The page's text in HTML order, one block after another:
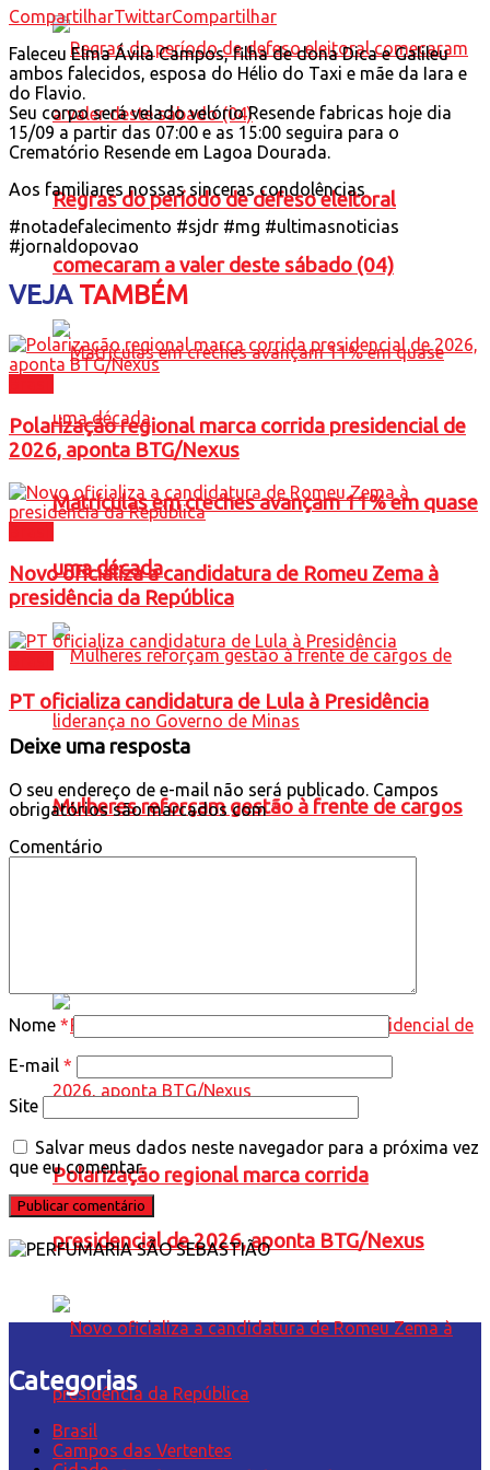
Regras do período de defeso eleitoral
comecaram a valer deste sábado (04)
Matrículas em creches avançam 11% em quase
uma década
Mulheres reforçam gestão à frente de cargos
Polarização regional marca corrida
presidencial de 2026, aponta BTG/Nexus
CompartilharTwittarCompartilhar
Faleceu Elma Ávila Campos, filha de dona Dica e Galileu
ambos falecidos, esposa do Hélio do Taxi e mãe da Iara e
do Flavio.
Seu corpo será velado velório Resende fabricas hoje dia
15/09 a partir das 07:00 e as 15:00 seguira para o
Crematório Resende em Lagoa Dourada.
Aos familiares nossas sinceras condolências
#notadefalecimento #sjdr #mg #ultimasnoticias
#jornaldopovao
VEJATAMBÉM
Polarização regional marca corrida presidencial de
2026, aponta BTG/Nexus
Novo oficializa a candidatura de Romeu Zema à
presidência da República
PT oficializa candidatura de Lula à Presidência
Deixe uma resposta
O seu endereço de e-mail não será publicado. Campos
obrigatórios são marcados com*
Comentário
Nome *
E-mail *
Site
Salvar meus dados neste navegador para a próxima vez
que eu comentar.
Categorias
Brasil
Campos das Vertentes